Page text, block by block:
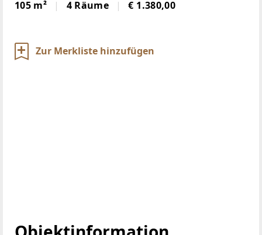
105 m² 4 Räume € 1.380,00
Zur Merkliste hinzufügen